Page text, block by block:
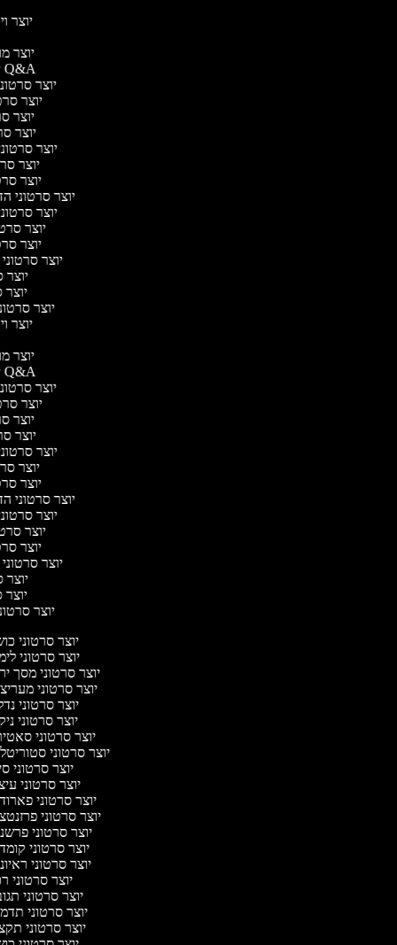
יוצר
יוצר
יוצר סרטוני Q&A
יוצר
יוצר
יוצר
יוצר
יוצר
יוצר
יוצר
יוצר סרטוני
יוצר
יוצר
יוצר
יוצר
יוצר
יוצר
יוצר
יוצר
יוצר
יוצר סרטוני Q&A
יוצר
יוצר
יוצר
יוצר
יוצר
יוצר
יוצר
יוצר סרטוני
יוצר
יוצר
יוצר
יוצר
יוצר
יוצר
יוצר
יוצר סרטוני
יוצר סרטוני
יוצר סרטוני מסך
יוצר סרטוני
יוצר סרטוני
יוצר סרטוני
יוצר סרטוני
יוצר סרטוני
יוצר סרטוני
יוצר סרטוני
יוצר סרטוני
יוצר סרטוני
יוצר סרטוני
יוצר סרטוני
יוצר סרטוני
יוצר סרטוני
יוצר סרטוני
יוצר סרטוני
יוצר סרטוני